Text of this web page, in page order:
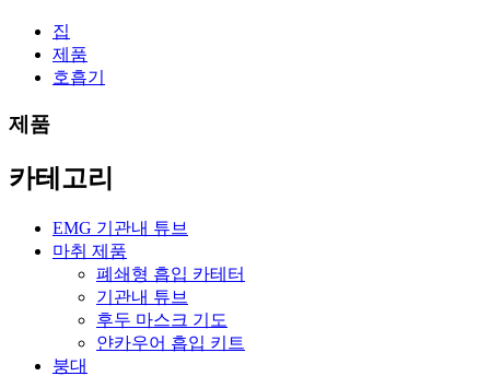
집
제품
호흡기
제품
카테고리
EMG 기관내 튜브
마취 제품
폐쇄형 흡입 카테터
기관내 튜브
후두 마스크 기도
얀카우어 흡입 키트
붕대